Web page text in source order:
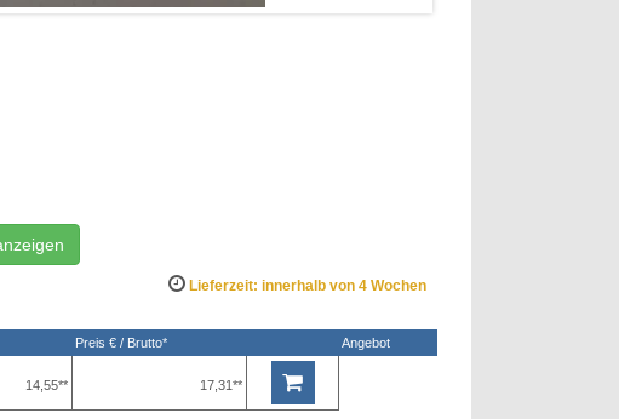
Lieferzeit: innerhalb von 4 Wochen
Preis € / Brutto* Angebot
14,55** 17,31**